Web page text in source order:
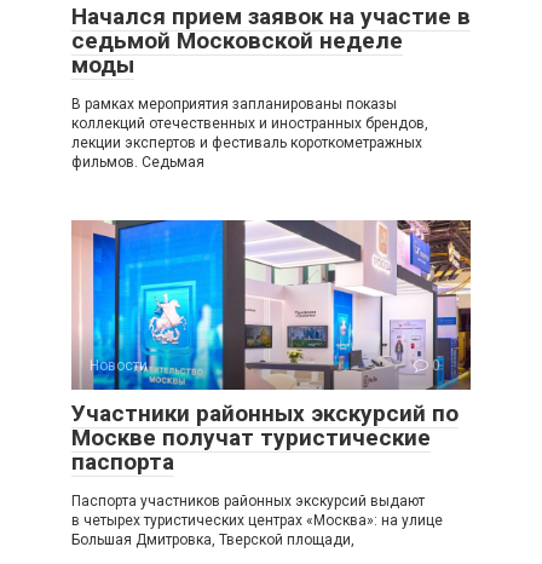
Начался прием заявок на участие в
седьмой Московской неделе
моды
В рамках мероприятия запланированы показы
коллекций отечественных и иностранных брендов,
лекции экспертов и фестиваль короткометражных
фильмов. Седьмая
Новости 0
Участники районных экскурсий по
Москве получат туристические
паспорта
Паспорта участников районных экскурсий выдают
в четырех туристических центрах «Москва»: на улице
Большая Дмитровка, Тверской площади,